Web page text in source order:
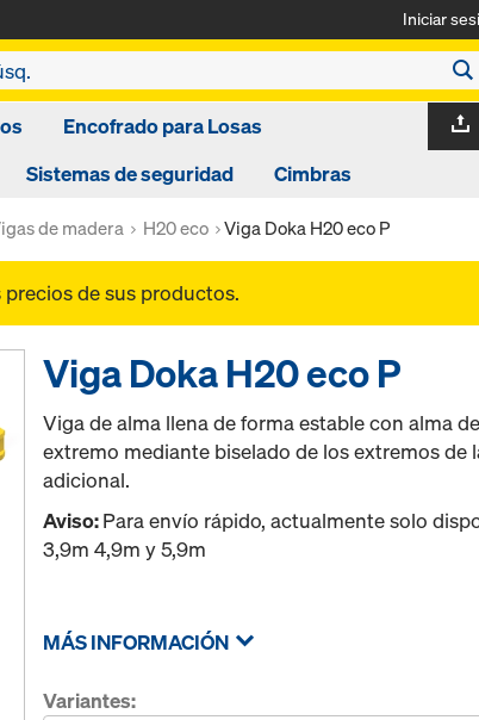
Iniciar
Encofrado para Losas
Sistemas de seguridad Cimbras
de madera H20 eco Viga Doka H20 eco P
precios de sus productos.
Viga Doka H20 eco P
Viga de alma llena de forma estable con alma
extremo mediante biselado de los extremos de
adicional.
Aviso:Para envío rápido, actualmente solo
3,9m 4,9m y 5,9m
MÁS INFORMACIÓN
Variantes: